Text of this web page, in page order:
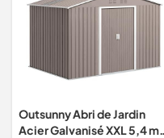
Outsunny Abri de Jardin
Acier Galvanisé XXL 5,4 m²